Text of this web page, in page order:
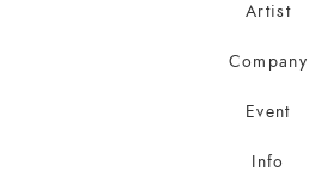
Artist
Company
Event
Info